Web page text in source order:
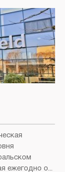
ежегодно о...